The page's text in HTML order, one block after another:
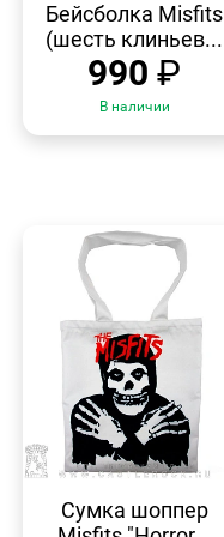
ПРОСМОТР
Бейсболка Misfits
(шесть клиньев...
990 ₽
В наличии
ПРОСМОТР
Сумка шоппер